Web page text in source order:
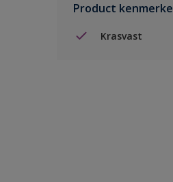
Product
Krasvast